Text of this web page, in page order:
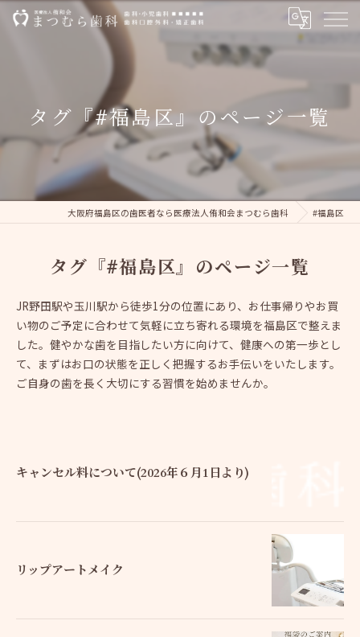
タグ『#福島区』のページ一覧
大阪府福島区の歯医者なら医療法人侑和会まつむら歯科 #福島区
タグ『#福島区』のページ一覧
JR野田駅や玉川駅から徒歩1分の位置にあり、お仕事帰りやお買
い物のご予定に合わせて気軽に立ち寄れる環境を福島区で整えま
した。健やかな歯を目指したい方に向けて、健康への第一歩とし
て、まずはお口の状態を正しく把握するお手伝いをいたします。
ご自身の歯を長く大切にする習慣を始めませんか。
キャンセル料について(2026年６月1日より)
リップアートメイク